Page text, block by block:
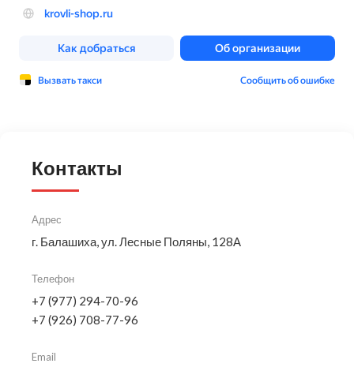
Контакты
Адрес
г. Балашиха, ул. Лесные Поляны, 128А
Телефон
+7 (977) 294-70-96
+7 (926) 708-77-96
Email